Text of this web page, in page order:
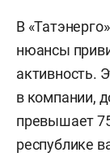
В
нюансы
активность.
в компании,
превышает
республике